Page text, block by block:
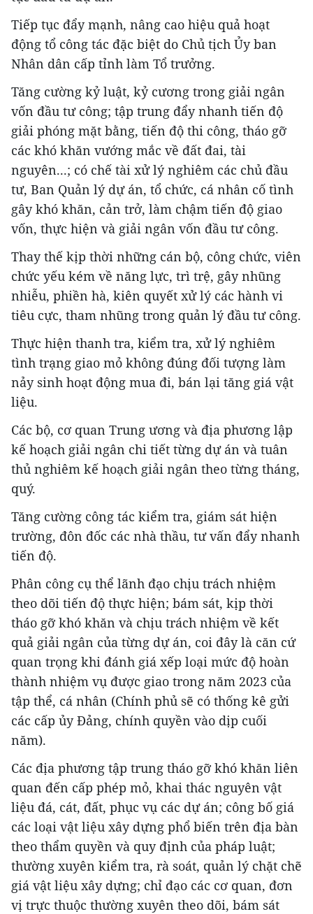
Tiếp tục đẩy mạnh, nâng cao hiệu quả hoạt
động tổ công tác đặc biệt do Chủ tịch Ủy ban
Nhân dân cấp tỉnh làm Tổ trưởng.
Tăng cường kỷ luật, kỷ cương trong giải ngân
vốn đầu tư công; tập trung đẩy nhanh tiến độ
giải phóng mặt bằng, tiến độ thi công, tháo gỡ
các khó khăn vướng mắc về đất đai, tài
nguyên...; có chế tài xử lý nghiêm các chủ đầu
tư, Ban Quản lý dự án, tổ chức, cá nhân cố tình
gây khó khăn, cản trở, làm chậm tiến độ giao
vốn, thực hiện và giải ngân vốn đầu tư công.
Thay thế kịp thời những cán bộ, công chức, viên
chức yếu kém về năng lực, trì trệ, gây nhũng
nhiễu, phiền hà, kiên quyết xử lý các hành vi
tiêu cực, tham nhũng trong quản lý đầu tư công.
Thực hiện thanh tra, kiểm tra, xử lý nghiêm
tình trạng giao mỏ không đúng đối tượng làm
nảy sinh hoạt động mua đi, bán lại tăng giá vật
liệu.
Các bộ, cơ quan Trung ương và địa phương lập
kế hoạch giải ngân chi tiết từng dự án và tuân
thủ nghiêm kế hoạch giải ngân theo từng tháng,
quý.
Tăng cường công tác kiểm tra, giám sát hiện
trường, đôn đốc các nhà thầu, tư vấn đẩy nhanh
tiến độ.
Phân công cụ thể lãnh đạo chịu trách nhiệm
theo dõi tiến độ thực hiện; bám sát, kịp thời
tháo gỡ khó khăn và chịu trách nhiệm về kết
quả giải ngân của từng dự án, coi đây là căn cứ
quan trọng khi đánh giá xếp loại mức độ hoàn
thành nhiệm vụ được giao trong năm 2023 của
tập thể, cá nhân (Chính phủ sẽ có thống kê gửi
các cấp ủy Đảng, chính quyền vào dịp cuối
năm).
Các địa phương tập trung tháo gỡ khó khăn liên
quan đến cấp phép mỏ, khai thác nguyên vật
liệu đá, cát, đất, phục vụ các dự án; công bố giá
các loại vật liệu xây dựng phổ biến trên địa bàn
theo thẩm quyền và quy định của pháp luật;
thường xuyên kiểm tra, rà soát, quản lý chặt chẽ
giá vật liệu xây dựng; chỉ đạo các cơ quan, đơn
vị trực thuộc thường xuyên theo dõi, bám sát